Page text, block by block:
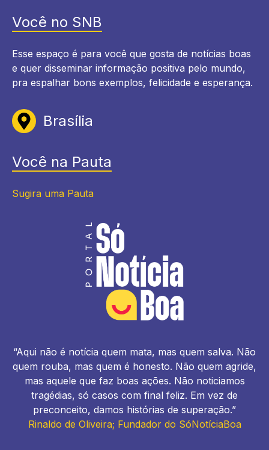
Você no SNB
Esse espaço é para você que gosta de notícias boas
e quer disseminar informação positiva pelo mundo,
pra espalhar bons exemplos, felicidade e esperança.
Brasília
Você na Pauta
Sugira uma Pauta
“Aqui não é notícia quem mata, mas quem salva. Não
quem rouba, mas quem é honesto. Não quem agride,
mas aquele que faz boas ações. Não noticiamos
tragédias, só casos com final feliz. Em vez de
preconceito, damos histórias de superação.”
Rinaldo de Oliveira; Fundador do SóNotíciaBoa